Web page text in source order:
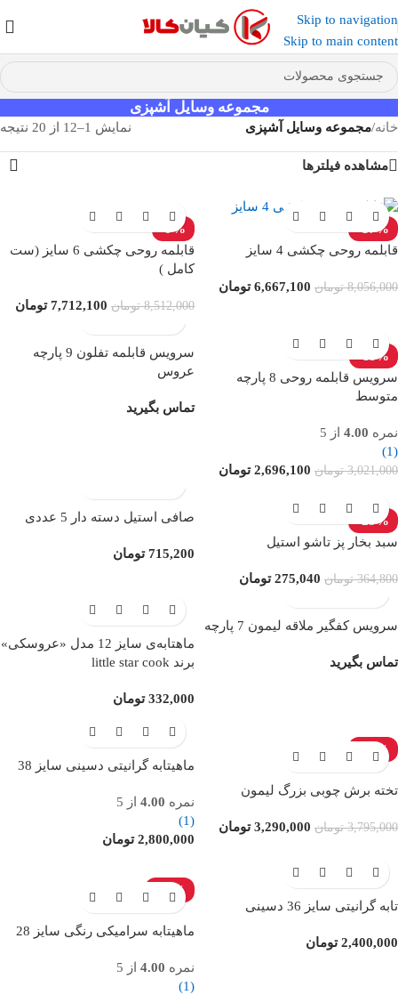
Skip to navigation
Skip to main content
عضو کانال بله کیان کالا شوید و کد تخفیف دریافت کنید.
مجموعه وسایل آشپزی
خانه/مجموعه وسایل آشپزی نمایش 1–12 از 20 نتیجه
مشاهده فیلترها
-17%
قابلمه روحی چکشی 4 سایز
8,056,000 تومان 6,667,100 تومان
-9%
قابلمه روحی چکشی 6 سایز (ست
کامل )
8,512,000 تومان 7,712,100 تومان
-11%
سرویس قابلمه روحی 8 پارچه
متوسط
نمره 4.00 از 5
(1)
3,021,000 تومان 2,696,100 تومان
سرویس قابلمه تفلون 9 پارچه
عروس
تماس بگیرید
-25%
سبد بخار پز تاشو استیل
364,800 تومان 275,040 تومان
صافی استیل دسته دار 5 عددی
715,200 تومان
سرویس کفگیر ملاقه لیمون 7 پارچه
تماس بگیرید
ماهتابه‌ی سایز 12 مدل «عروسکی»
برند little star cook
332,000 تومان
-13%
تخته برش چوبی بزرگ لیمون
3,795,000 تومان 3,290,000 تومان
ماهیتابه گرانیتی دسینی سایز 38
نمره 4.00 از 5
(1)
2,800,000 تومان
تابه گرانیتی سایز 36 دسینی
2,400,000 تومان
-13%
ماهیتابه سرامیکی رنگی سایز 28
نمره 4.00 از 5
(1)